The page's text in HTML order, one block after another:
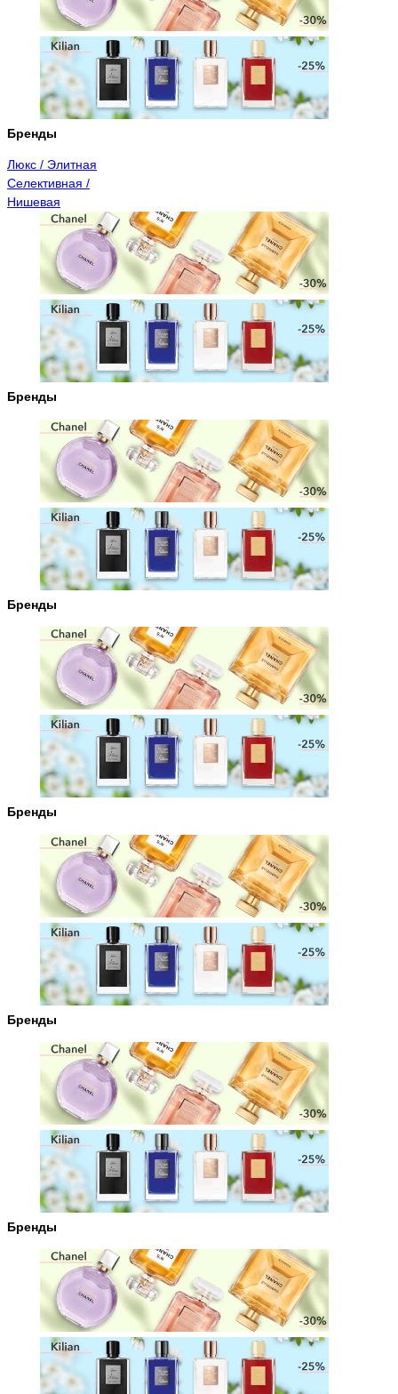
Бренды
Люкс / Элитная
Селективная /
Нишевая
Бренды
Бренды
Бренды
Бренды
Бренды